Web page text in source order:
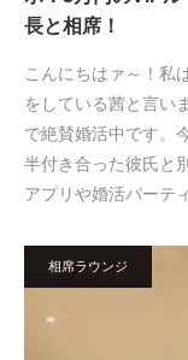
長と相席！
こんにちはァ～！私
をしている茜と言い
で絶賛婚活中です。
半付き合った彼氏と
アプリや婚活パーテ
相席ラウンジ